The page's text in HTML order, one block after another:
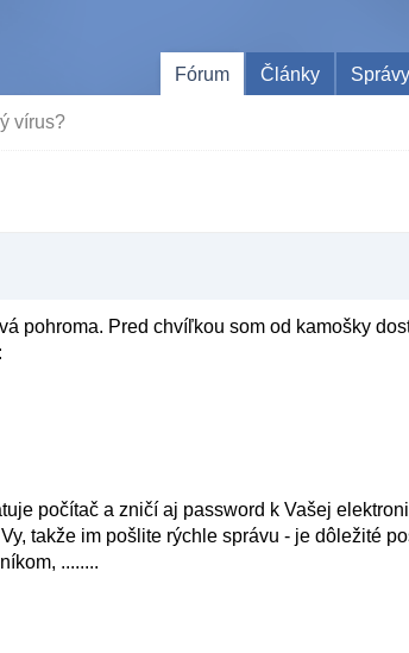
Fórum
Články Správy
vírus?
pohroma. Pred chvíľkou som od kamošky
počítač a zničí aj password k Vašej
takže im pošlite rýchle správu - je dôležité
........